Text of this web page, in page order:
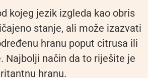
kojeg jezik izgleda kao obris
stanje, ali može izazvati
hranu poput citrusa ili
Najbolji način da to riješite je
hranu.